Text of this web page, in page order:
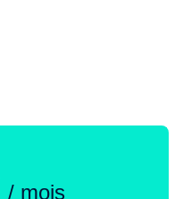
/ mois